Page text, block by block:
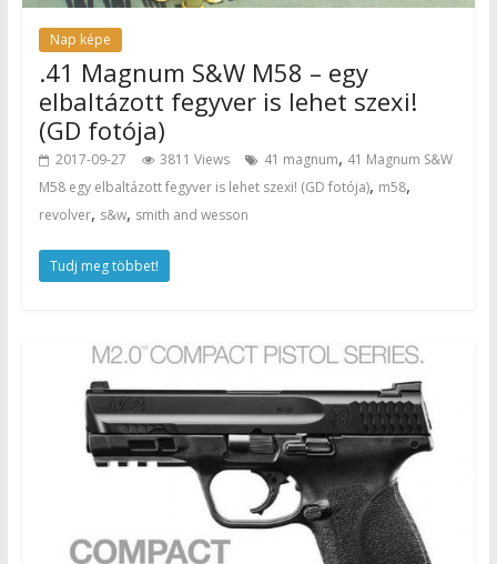
Nap képe
.41 Magnum S&W M58 – egy
elbaltázott fegyver is lehet szexi!
(GD fotója)
2017-09-27 3811 Views 41 magnum, 41 Magnum S&W
M58 egy elbaltázott fegyver is lehet szexi! (GD fotója), m58,
revolver, s&w, smith and wesson
Tudj meg többet!